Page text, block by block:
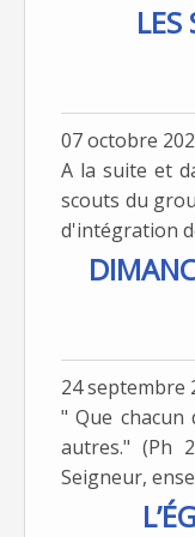
LES
07 octobre
A la suite et
scouts du
d'intégration
24 septembre
" Que chacun
autres." (Ph
Seigneur,